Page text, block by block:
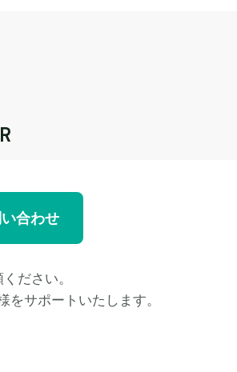
合わせ
ださい。
サポートいたします。